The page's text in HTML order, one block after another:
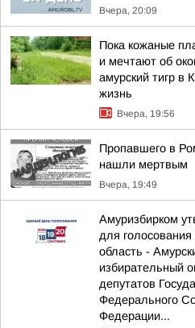
Вчера, 20:09
Пока кожаные
и мечтают об
амурский тигр в
жизнь
Вчера, 19:56
Пропавшего в
нашли мертвым
Вчера, 19:49
Амуризбирком
для голосования
область -
избирательный
депутатов
Федерального
Федерации...